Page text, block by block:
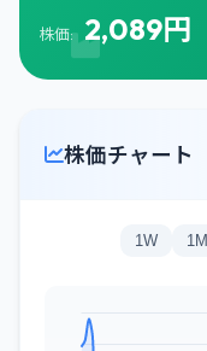
株価: 2,089円
株価チャート
1W 1M